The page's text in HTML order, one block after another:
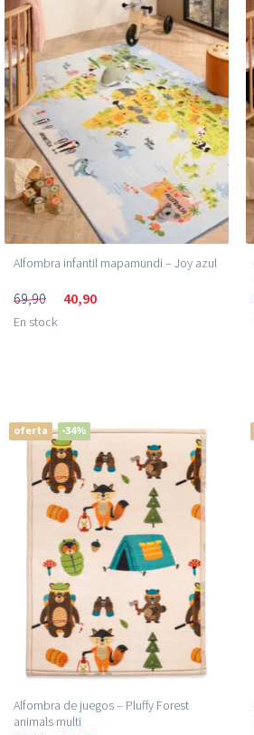
Alfombra infantil mapamundi – Joy azul
69,90 40,90
En stock
oferta -34%
Alfombra de juegos – Pluffy Forest
animals multi